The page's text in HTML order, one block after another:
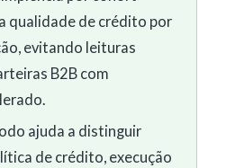
qualidade de crédito por
evitando leituras
B2B com
ajuda a distinguir
de crédito, execução